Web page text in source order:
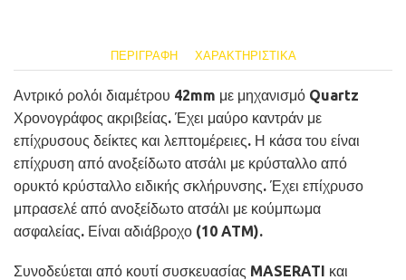
ΠΕΡΙΓΡΑΦΉ ΧΑΡΑΚΤΗΡΙΣΤΙΚΆ
Αντρικό ρολόι διαμέτρου 42mm με μηχανισμό Quartz
Χρονογράφος ακριβείας. Έχει μαύρο καντράν με
επίχρυσους δείκτες και λεπτομέρειες. Η κάσα του είναι
επίχρυση από ανοξείδωτο ατσάλι με κρύσταλλο από
ορυκτό κρύσταλλο ειδικής σκλήρυνσης. Έχει επίχρυσο
μπρασελέ από ανοξείδωτο ατσάλι με κούμπωμα
ασφαλείας. Είναι αδιάβροχο (10 ATM).
Συνοδεύεται από κουτί συσκευασίας MASERATI και